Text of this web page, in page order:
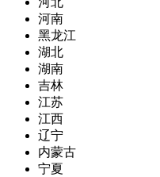
河南
黑龙江
湖北
湖南
吉林
江苏
江西
辽宁
内蒙古
宁夏